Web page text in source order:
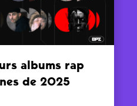
albums rap
de 2025